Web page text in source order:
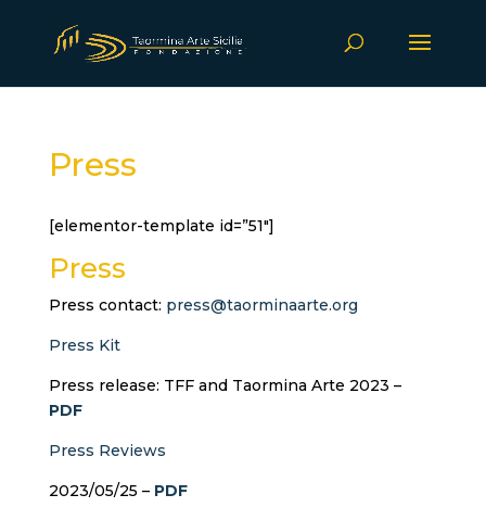
Press
[elementor-template id=”51″]
Press
Press contact: press@taorminaarte.org
Press Kit
Press release: TFF and Taormina Arte 2023 –
PDF
Press Reviews
2023/05/25 – PDF